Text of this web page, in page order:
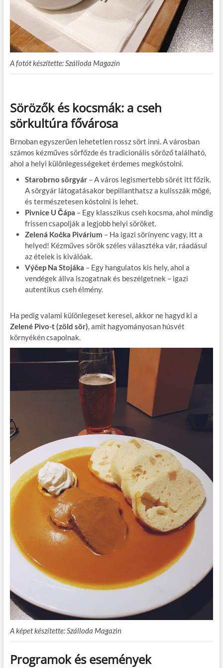
A fotót készítette: Szálloda Magazin
Sörözők és kocsmák: a cseh
sörkultúra fővárosa
Brnoban egyszerűen lehetetlen rossz sört inni. A városban
számos kézműves sörfőzde és tradicionális söröző található,
ahol a helyi különlegességeket érdemes megkóstolni.
Starobrno sörgyár– A város legismertebb sörét itt főzik.
A sörgyár látogatásakor bepillanthatsz a kulisszák mögé,
és természetesen kóstolni is lehet.
Pivnice U Čápa – Egy klasszikus cseh kocsma, ahol mindig
frissen csapolják a legjobb helyi söröket.
Zelená Kočka Pivárium – Ha igazi sörínyenc vagy, itt a
helyed! Kézműves sörök széles választéka vár, ráadásul
az ételek is kiválóak.
Výčep Na Stojáka – Egy hangulatos kis hely, ahol a
vendégek állva iszogatnak és beszélgetnek – igazi
autentikus cseh élmény.
Ha pedig valami különlegeset keresel, akkor ne hagyd ki a
Zelené Pivo-t (zöld sör), amit hagyományosan húsvét
környékén csapolnak.
A képet készítette: Szálloda Magazin
Programok és események